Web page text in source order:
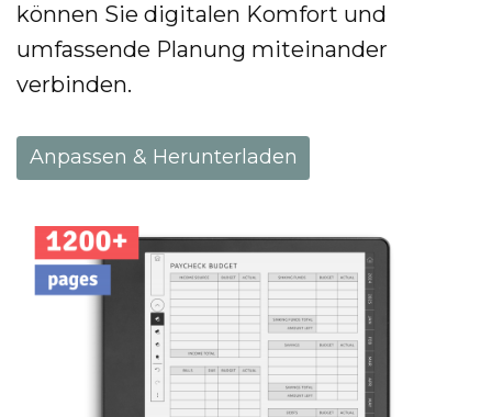
können Sie digitalen Komfort und
umfassende Planung miteinander
verbinden.
Anpassen & Herunterladen